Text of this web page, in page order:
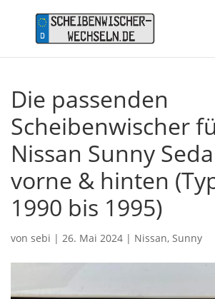
Die passenden
Scheibenwischer
Nissan Sunny
vorne & hinten
1990 bis 1995)
von sebi | 26. Mai 2024 | Nissan, Sunny